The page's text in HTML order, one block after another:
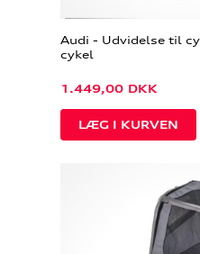
Audi - Udvidelse til
cykel
1.449,00 DKK